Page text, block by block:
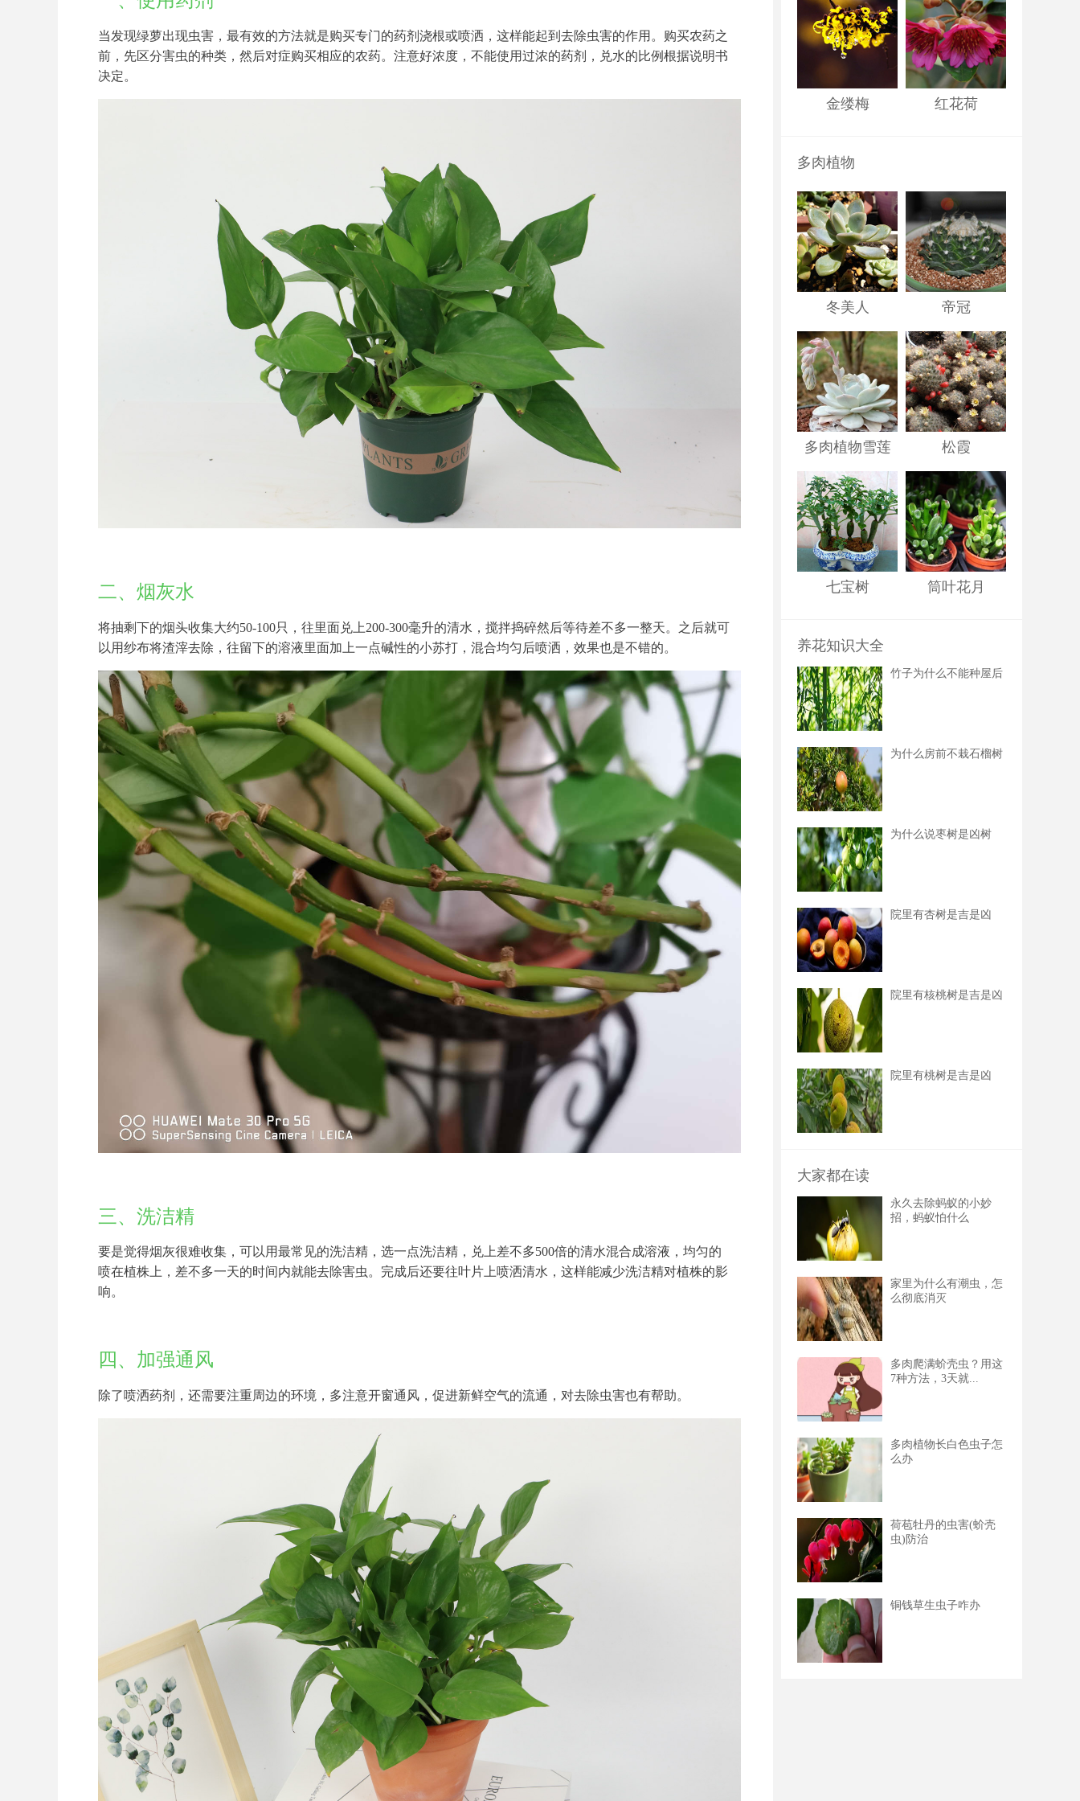
当发现绿萝出现虫害，最有效的方法就是购买专门的药剂浇根或喷洒，这样能起到去除虫害的作用。购买农药之
前，先区分害虫的种类，然后对症购买相应的农药。注意好浓度，不能使用过浓的药剂，兑水的比例根据说明书
决定。
二、烟灰水
将抽剩下的烟头收集大约50-100只，往里面兑上200-300毫升的清水，搅拌捣碎然后等待差不多一整天。之后就可
以用纱布将渣滓去除，往留下的溶液里面加上一点碱性的小苏打，混合均匀后喷洒，效果也是不错的。
三、洗洁精
要是觉得烟灰很难收集，可以用最常见的洗洁精，选一点洗洁精，兑上差不多500倍的清水混合成溶液，均匀的
喷在植株上，差不多一天的时间内就能去除害虫。完成后还要往叶片上喷洒清水，这样能减少洗洁精对植株的影
响。
四、加强通风
除了喷洒药剂，还需要注重周边的环境，多注意开窗通风，促进新鲜空气的流通，对去除虫害也有帮助。
金缕梅 红花荷
多肉植物
冬美人 帝冠
多肉植物雪莲 松霞
七宝树 筒叶花月
养花知识大全
竹子为什么不能种屋后
为什么房前不栽石榴树
为什么说枣树是凶树
院里有杏树是吉是凶
院里有核桃树是吉是凶
院里有桃树是吉是凶
大家都在读
永久去除蚂蚁的小妙
招，蚂蚁怕什么
家里为什么有潮虫，怎
么彻底消灭
多肉爬满蚧壳虫？用这
7种方法，3天就...
多肉植物长白色虫子怎
么办
荷苞牡丹的虫害(蚧壳
虫)防治
铜钱草生虫子咋办